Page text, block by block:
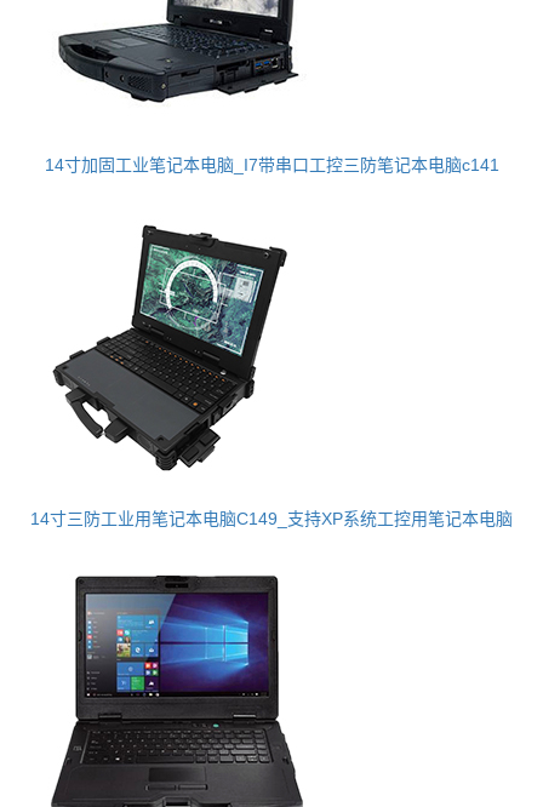
14寸加固工业笔记本电脑_I7带串口工控三防笔记本电脑c141
14寸三防工业用笔记本电脑C149_支持XP系统工控用笔记本电脑